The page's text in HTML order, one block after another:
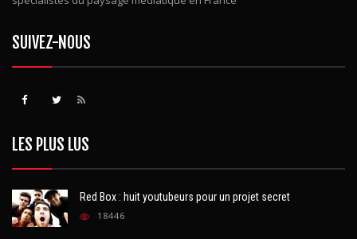
SUIVEZ-NOUS
LES PLUS LUS
Red Box : huit youtubeurs pour un projet secret
18446